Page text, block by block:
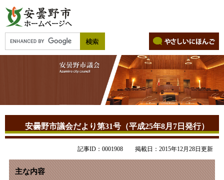
安曇野市議会だより第31号（平成25年8月7日発行）
記事ID：0001908 掲載日：2015年12月28日更新
主な内容